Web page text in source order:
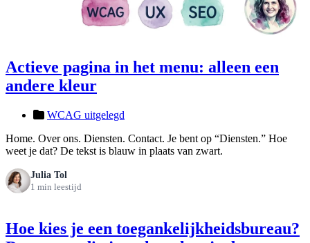
Actieve pagina in het menu: alleen een
andere kleur
WCAG uitgelegd
Home. Over ons. Diensten. Contact. Je bent op “Diensten.” Hoe
weet je dat? De tekst is blauw in plaats van zwart.
Julia Tol
1 min leestijd
Hoe kies je een toegankelijkheidsbureau?